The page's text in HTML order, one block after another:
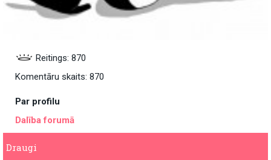
Reitings: 870
Komentāru skaits: 870
Par profilu
Dalība forumā
Draugi